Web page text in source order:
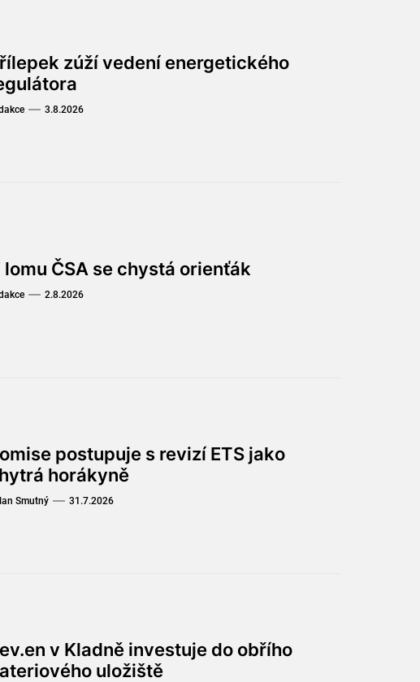
zúží vedení energetického
3.8.2026
lomu ČSA se chystá orienťák
2.8.2026
postupuje s revizí ETS jako
horákyně
Smutný 31.7.2026
v Kladně investuje do obřího
uložiště